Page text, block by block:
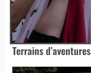
Terrains d’aventures